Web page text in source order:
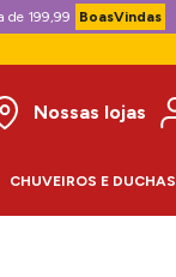
de 199,99 BoasVindas
Nossas lojas
CHUVEIROS E DUCHAS